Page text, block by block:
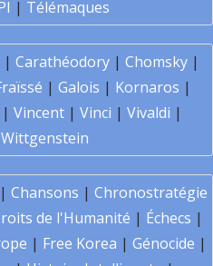
| Télémaques
| Carathéodory| Chomsky|
| Galois | Kornaros |
| Vincent | Vinci | Vivaldi |
Wittgenstein
| Chansons | Chronostratégie
de l'Humanité | Échecs |
| Free Korea | Génocide |